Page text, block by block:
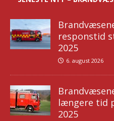
responstid
2025
6. august 2026
længere tid
2025